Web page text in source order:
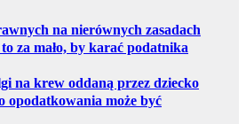
na nierównych zasadach
za mało, by karać podatnika
na krew oddaną przez dziecko
opodatkowania może być